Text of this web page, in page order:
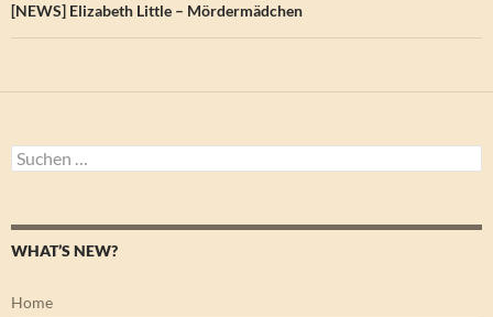
[NEWS] Elizabeth Little – Mördermädchen
Suchen
nach:
WHAT’S NEW?
Home